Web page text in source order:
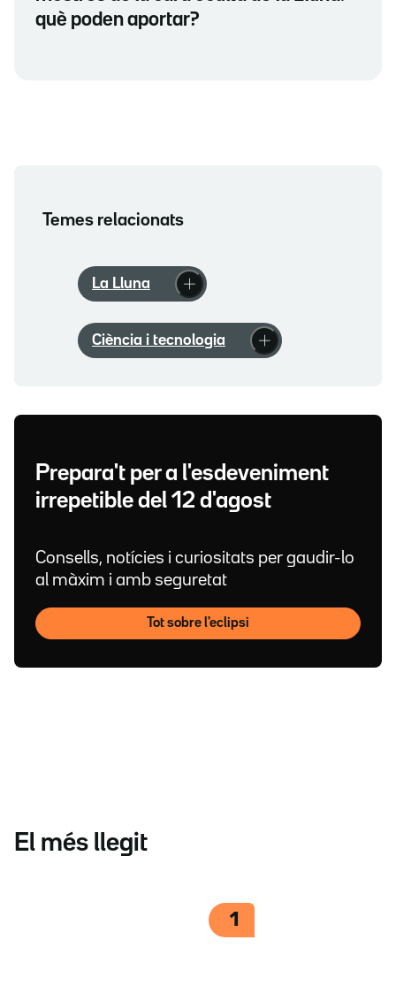
què poden aportar?
Temes relacionats
La Lluna
Ciència i tecnologia
Prepara't per a l'esdeveniment
irrepetible del 12 d'agost
Consells, notícies i curiositats per gaudir-lo
al màxim i amb seguretat
Tot sobre l'eclipsi
El més llegit
1